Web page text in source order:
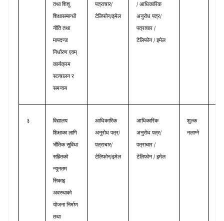
तथा शिशु
शिक्षासम्बन्धी
नीति तथा
मापदण्ड
निर्धारण एवम्
कार्यक्रम
सञ्चालन र
समन्वय
पत्राचार/
टेलिफोन/इमेल
/ आधिकारिक
अनुरोध पत्र/
पत्राचार /
टेलिफोन/ इमेल
३ विद्यालय
शिक्षाका लागि
भौतिक सुविधा
सहितको
न्यूनतम
सिकाइ
अवस्थाको
योजना निर्माण
तथा
आधिकारिक
अनुरोध पत्र/
पत्राचार/
टेलिफोन/इमेल
आधिकारिक
अनुरोध पत्र/
पत्राचार /
टेलिफोन/ इमेल
शुल्क
नलाग्ने